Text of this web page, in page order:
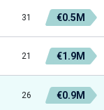
31 €0.5M
21 €1.9M
26 €0.9M